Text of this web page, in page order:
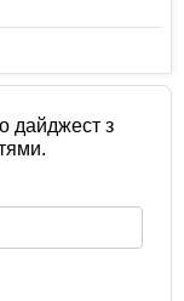
дайджест з